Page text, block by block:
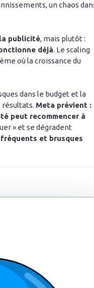
un chaos
publicité, mais plutôt :
déjà. Le scaling
où la croissance du
dans le budget et la
Meta prévient :
peut recommencer à
» et se dégradent
et brusques